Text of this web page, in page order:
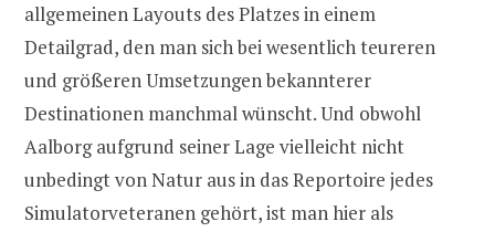
allgemeinen Layouts des Platzes in einem
Detailgrad, den man sich bei wesentlich teureren
und größeren Umsetzungen bekannterer
Destinationen manchmal wünscht. Und obwohl
Aalborg aufgrund seiner Lage vielleicht nicht
unbedingt von Natur aus in das Reportoire jedes
Simulatorveteranen gehört, ist man hier als